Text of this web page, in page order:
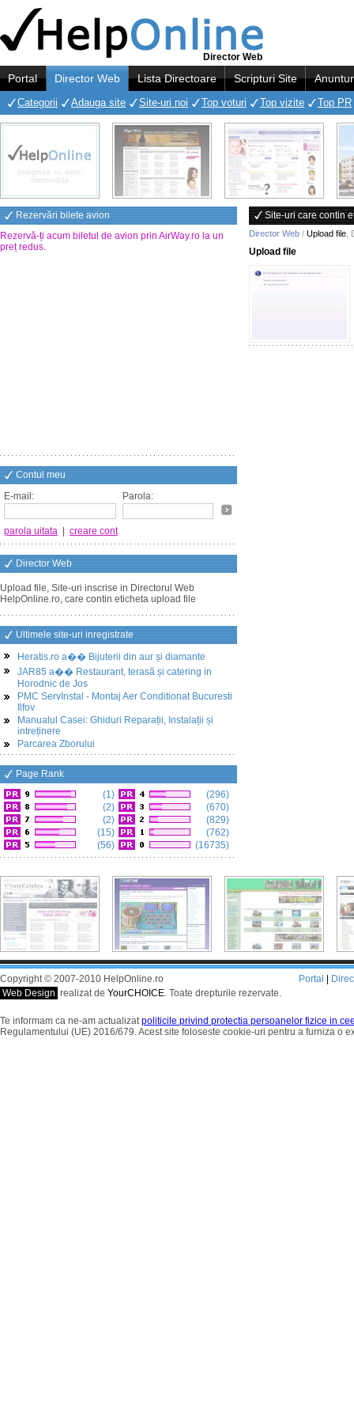
Director Web
Portal Director Web Lista Directoare Scripturi Site
Categorii Adauga site Site-uri noi Top voturi Top vizite Top PR
Rezervări bilete avion
Rezervă-ți acum biletul de avion prin AirWay.ro la un
preț redus.
Contul meu
E-mail:
Parola:
parola uitata creare cont
Director Web
Upload file, Site-uri inscrise in Directorul Web
HelpOnline.ro, care contin eticheta upload file
Ultimele site-uri inregistrate
Heratis.ro a�� Bijuterii din aur și diamante
JAR85 a�� Restaurant, terasă și catering in
Horodnic de Jos
PMC ServInstal - Montaj Aer Conditionat Bucuresti
Ilfov
Manualul Casei: Ghiduri Reparații, Instalații și
intreținere
Parcarea Zborului
Page Rank
(1)
(2)
(2)
(15)
(56)
(296)
(670)
(829)
(762)
(16735)
Site-uri care contin
Director Web / Upload file
Upload file
Copyright © 2007-2010 HelpOnline.ro
Web Design realizat de YourCHOICE. Toate drepturile rezervate.
Portal
Te informam ca ne-am actualizatpoliticile privind protectia persoanelor fizice in
Regulamentului (UE) 2016/679. Acest site foloseste cookie-uri pentru a furniza o